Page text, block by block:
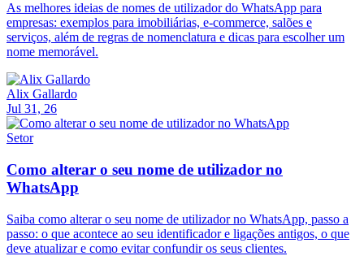
As melhores ideias de nomes de utilizador do WhatsApp para
empresas: exemplos para imobiliárias, e-commerce, salões e
serviços, além de regras de nomenclatura e dicas para escolher um
nome memorável.
Alix Gallardo
Jul 31, 26
Setor
Como alterar o seu nome de utilizador no
WhatsApp
Saiba como alterar o seu nome de utilizador no WhatsApp, passo a
passo: o que acontece ao seu identificador e ligações antigos, o que
deve atualizar e como evitar confundir os seus clientes.